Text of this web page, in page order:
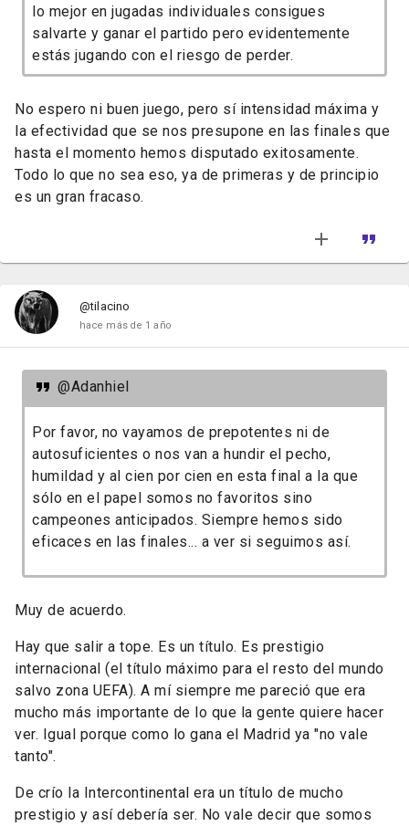
lo mejor en jugadas individuales consigues
salvarte y ganar el partido pero evidentemente
estás jugando con el riesgo de perder.
No espero ni buen juego, pero sí intensidad máxima y
la efectividad que se nos presupone en las finales que
hasta el momento hemos disputado exitosamente.
Todo lo que no sea eso, ya de primeras y de principio
es un gran fracaso.
@tilacino
hace más de 1 año
@Adanhiel
Por favor, no vayamos de prepotentes ni de
autosuficientes o nos van a hundir el pecho,
humildad y al cien por cien en esta final a la que
sólo en el papel somos no favoritos sino
campeones anticipados. Siempre hemos sido
eficaces en las finales... a ver si seguimos así.
Muy de acuerdo.
Hay que salir a tope. Es un título. Es prestigio
internacional (el título máximo para el resto del mundo
salvo zona UEFA). A mí siempre me pareció que era
mucho más importante de lo que la gente quiere hacer
ver. Igual porque como lo gana el Madrid ya "no vale
tanto".
De crío la Intercontinental era un título de mucho
prestigio y así debería ser. No vale decir que somos